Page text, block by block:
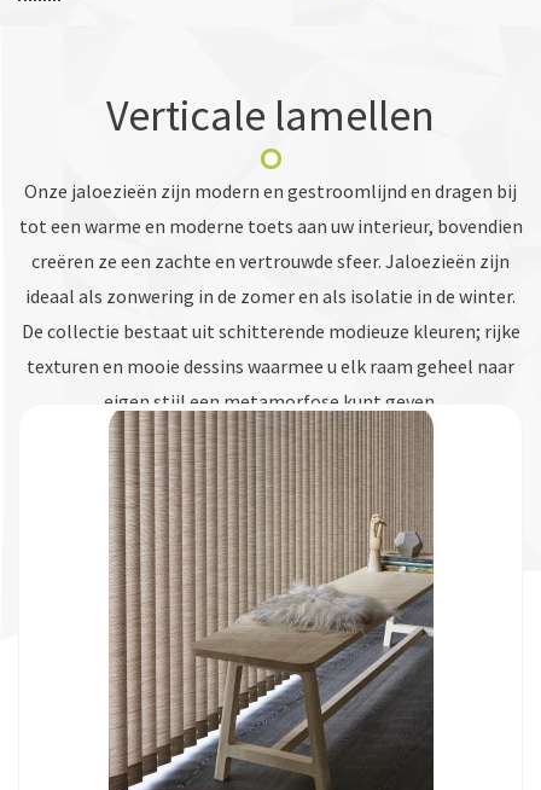
Verticale lamellen
Onze jaloezieën zijn modern en gestroomlijnd en dragen bij
tot een warme en moderne toets aan uw interieur, bovendien
creëren ze een zachte en vertrouwde sfeer. Jaloezieën zijn
ideaal als zonwering in de zomer en als isolatie in de winter.
De collectie bestaat uit schitterende modieuze kleuren; rijke
texturen en mooie dessins waarmee u elk raam geheel naar
eigen stijl een metamorfose kunt geven.